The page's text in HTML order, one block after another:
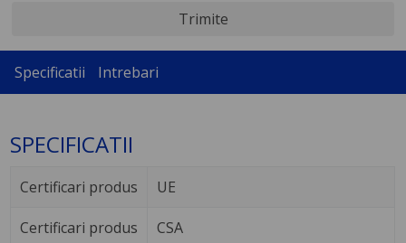
Trimite
Specificatii Intrebari
SPECIFICATII
Certificari produs UE
Certificari produs CSA